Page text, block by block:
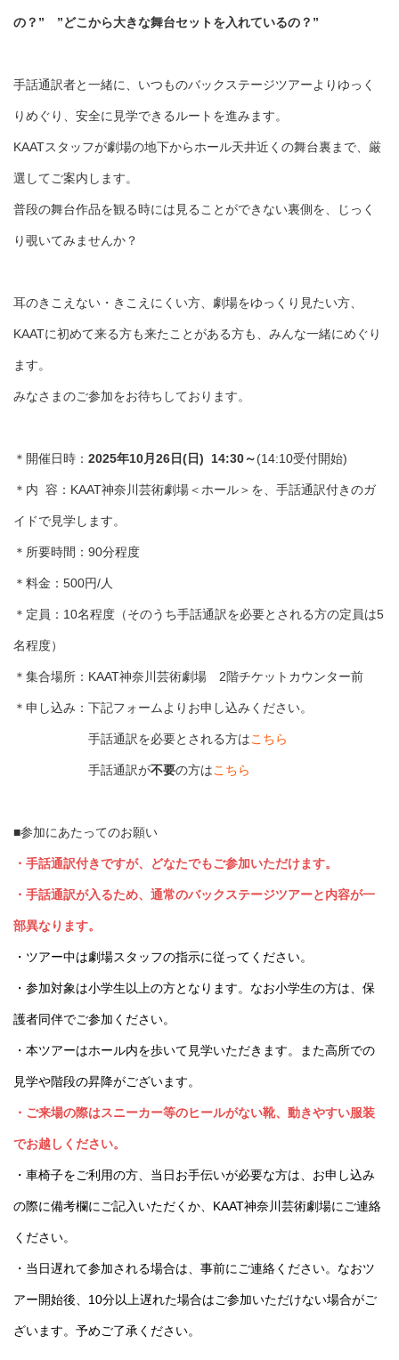
の？” ”どこから大きな舞台セットを入れているの？”
手話通訳者と一緒に、いつものバックステージツアーよりゆっく
りめぐり、安全に見学できるルートを進みます。
KAATスタッフが劇場の地下からホール天井近くの舞台裏まで、厳
選してご案内します。
普段の舞台作品を観る時には見ることができない裏側を、じっく
り覗いてみませんか？
耳のきこえない・きこえにくい方、劇場をゆっくり見たい方、
KAATに初めて来る方も来たことがある方も、みんな一緒にめぐり
ます。
みなさまのご参加をお待ちしております。
＊開催日時： 2025年10月26日(日) 14:30～(14:10受付開始)
＊内 容：KAAT神奈川芸術劇場＜ホール＞を、手話通訳付きのガ
イドで見学します。
＊所要時間：90分程度
＊料金：500円/人
＊定員：10名程度（そのうち手話通訳を必要とされる方の定員は5
名程度）
＊集合場所：KAAT神奈川芸術劇場 2階チケットカウンター前
＊申し込み：下記フォームよりお申し込みください。
手話通訳を必要とされる方はこちら
手話通訳が不要の方はこちら
■参加にあたってのお願い
・手話通訳付きですが、どなたでもご参加いただけます。
・手話通訳が入るため、通常のバックステージツアーと内容が一
部異なります。
・ツアー中は劇場スタッフの指示に従ってください。
・参加対象は小学生以上の方となります。なお小学生の方は、保
護者同伴でご参加ください。
・本ツアーはホール内を歩いて見学いただきます。また高所での
見学や階段の昇降がございます。
・ご来場の際はスニーカー等のヒールがない靴、動きやすい服装
でお越しください。
・車椅子をご利用の方、当日お手伝いが必要な方は、お申し込み
の際に備考欄にご記入いただくか、KAAT神奈川芸術劇場にご連絡
ください。
・当日遅れて参加される場合は、事前にご連絡ください。なおツ
アー開始後、10分以上遅れた場合はご参加いただけない場合がご
ざいます。予めご了承ください。